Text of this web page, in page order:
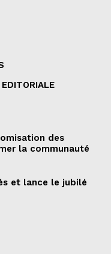
des
la communauté
et lance le jubilé